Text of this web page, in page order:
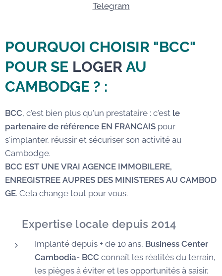
Telegram
POURQUOI CHOISIR "BCC"
POUR SE LOGER AU
CAMBODGE ? :
BCC, c'est bien plus qu'un prestataire : c'est le
partenaire de référence EN FRANCAIS pour
s'implanter, réussir et sécuriser son activité au
Cambodge.
BCC EST UNE VRAI AGENCE IMMOBILERE,
ENREGISTREE AUPRES DES MINISTERES AU CAMBOD
GE. Cela change tout pour vous.
Expertise locale depuis 2014
Implanté depuis + de 10 ans, Business Center
Cambodia- BCC connaît les réalités du terrain,
les pièges à éviter et les opportunités à saisir.